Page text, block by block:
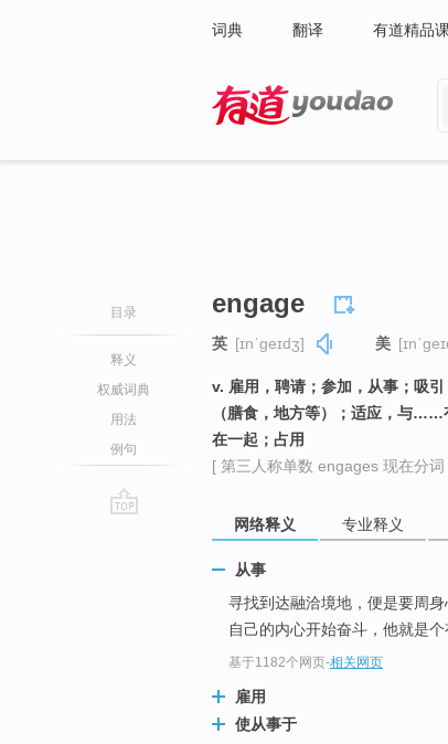
词典 翻译 有道精品
目录
释义
权威词典
用法
例句
engage
英 [ɪnˈɡeɪdʒ] 美
v. 雇用，聘请；参加，从事；吸
（膳食，地方等）；适应，与
在一起；占用
[ 第三人称单数 engages 现在分
网络释义 专业释义
从事
寻找到达融洽境地，便是要周
自己的内心开始奋斗，他就是
基于1182个网页-相关网页
雇用
使从事于